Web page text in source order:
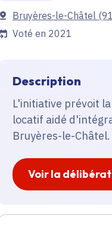
Communes
Bruyères-le-Châtel
Voté en 2021
Description
L'initiative prévoit
locatif aidé
Bruyères-le-Châtel.
Voir la